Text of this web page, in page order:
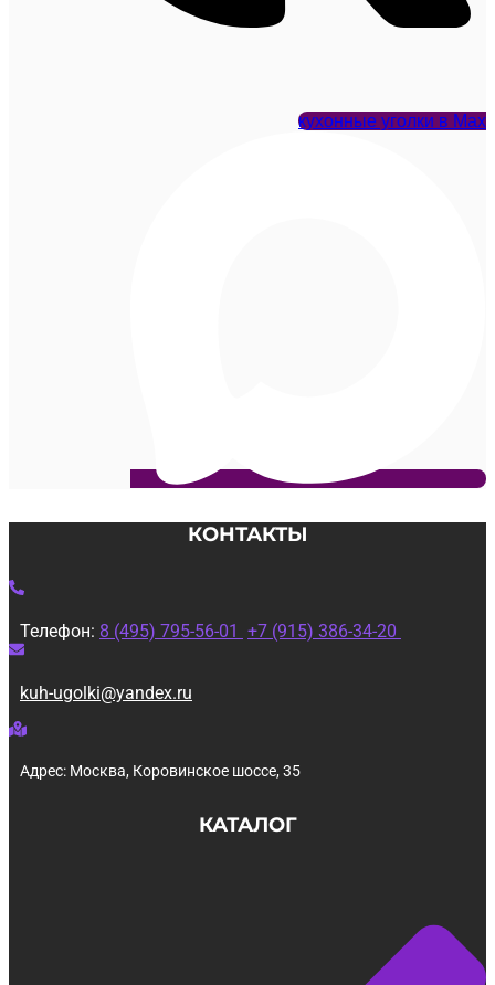
кухонные уголки в Max
КОНТАКТЫ
Телефон: 8 (495) 795-56-01 +7 (915) 386-34-20
kuh-ugolki@yandex.ru
Адрес: Москва, Коровинское шоссе, 35
КАТАЛОГ